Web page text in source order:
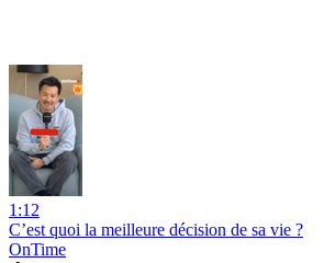
1:12
C’est quoi la meilleure décision de sa vie ?
OnTime